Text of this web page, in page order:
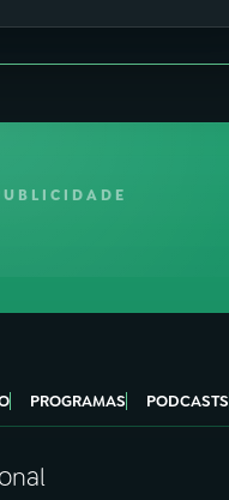
PROGRAMAS PODCASTS